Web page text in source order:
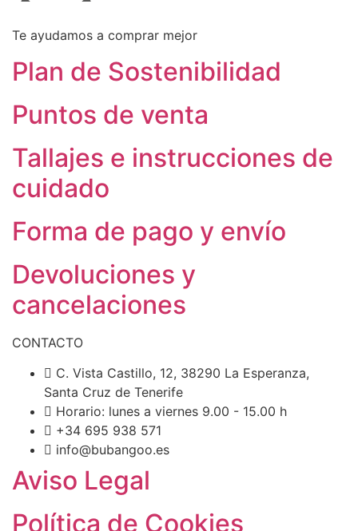
en
la
de
Te ayudamos a comprar mejor
Plan de Sostenibilidad
Puntos de venta
Tallajes e instrucciones de
cuidado
Forma de pago y envío
Devoluciones y
cancelaciones
CONTACTO
C. Vista Castillo, 12, 38290 La Esperanza,
Santa Cruz de Tenerife
Horario: lunes a viernes 9.00 - 15.00 h
+34 695 938 571
info@bubangoo.es
Aviso Legal
Política de Cookies